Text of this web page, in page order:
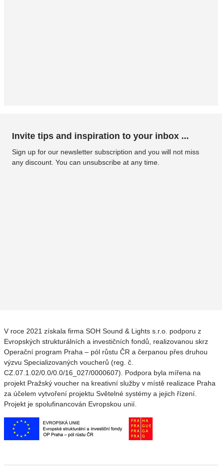
Invite tips and inspiration to your inbox ...
Sign up for our newsletter subscription and you will not miss
any discount. You can unsubscribe at any time.
V roce 2021 získala firma SOH Sound & Lights s.r.o. podporu z
Evropských strukturálních a investičních fondů, realizovanou skrz
Operační program Praha – pól růstu ČR a čerpanou přes druhou
výzvu Specializovaných voucherů (reg. č.
CZ.07.1.02/0.0/0.0/16_027/0000607). Podpora byla mířena na
projekt Pražský voucher na kreativní služby v místě realizace Praha
za účelem vytvoření projektu Světelné systémy a jejich řízení.
Projekt je spolufinancován Evropskou unií.